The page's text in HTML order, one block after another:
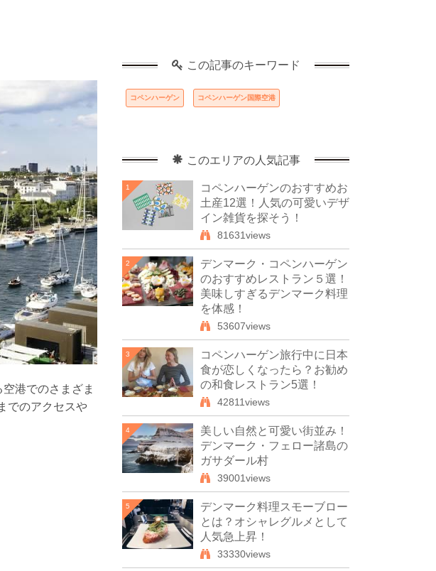
港でのさまざま
でのアクセスや
この記事のキーワード
コペンハーゲン コペンハーゲン国際空港
このエリアの人気記事
1
コペンハーゲンのおすすめお
土産12選！人気の可愛いデザ
イン雑貨を探そう！
81631views
2
デンマーク・コペンハーゲン
のおすすめレストラン５選！
美味しすぎるデンマーク料理
を体感！
53607views
3
コペンハーゲン旅行中に日本
食が恋しくなったら？お勧め
の和食レストラン5選！
42811views
4
美しい自然と可愛い街並み！
デンマーク・フェロー諸島の
ガサダール村
39001views
5
デンマーク料理スモーブロー
とは？オシャレグルメとして
人気急上昇！
33330views